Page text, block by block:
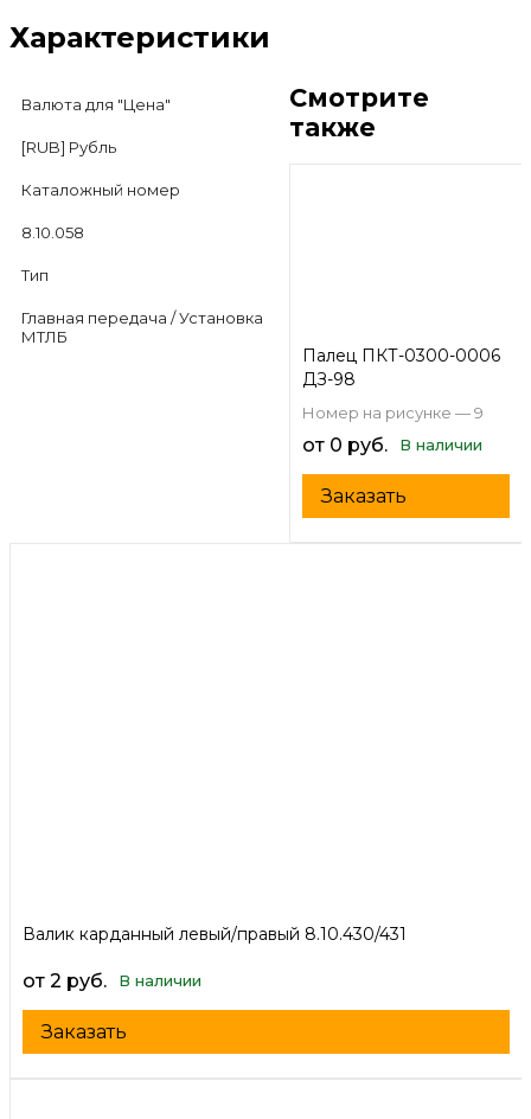
Характеристики
Валюта для "Цена"
[RUB] Рубль
Каталожный номер
8.10.058
Тип
Главная передача / Установка
МТЛБ
Смотрите
также
Палец ПКТ-0300-0006
ДЗ-98
Номер на рисунке — 9
от 0 руб. В наличии
Заказать
Валик карданный левый/правый 8.10.430/431
от 2 руб. В наличии
Заказать